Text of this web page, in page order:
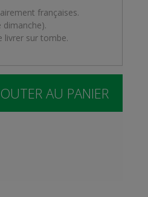
françaises.
livrer sur tombe.
AU PANIER